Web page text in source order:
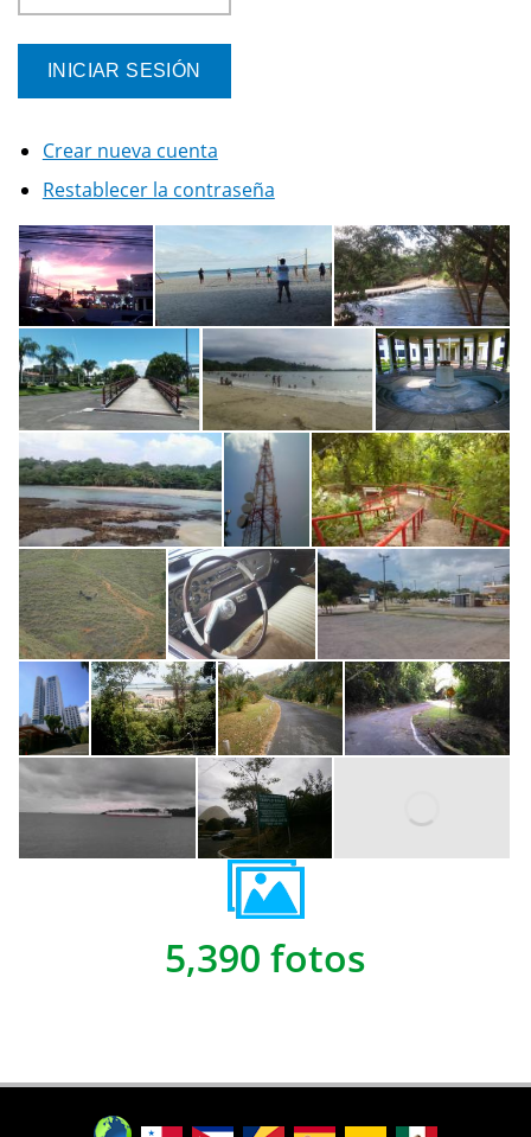
Crear nueva cuenta
Restablecer la contraseña
5,390 fotos